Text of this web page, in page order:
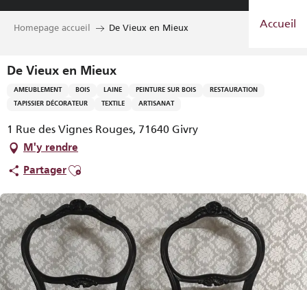
Aller
Accueil
Homepage accueil De Vieux en Mieux
De Vieux en Mieux
AMEUBLEMENT BOIS LAINE PEINTURE SUR BOIS RESTAURATION
TAPISSIER DÉCORATEUR TEXTILE ARTISANAT
1 Rue des Vignes Rouges, 71640 Givry
M'y rendre
PartagerAjouter aux favoris